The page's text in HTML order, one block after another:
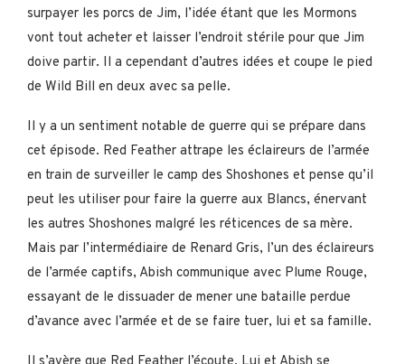
surpayer les porcs de Jim, l’idée étant que les Mormons
vont tout acheter et laisser l’endroit stérile pour que Jim
doive partir. Il a cependant d’autres idées et coupe le pied
de Wild Bill en deux avec sa pelle.
Il y a un sentiment notable de guerre qui se prépare dans
cet épisode. Red Feather attrape les éclaireurs de l’armée
en train de surveiller le camp des Shoshones et pense qu’il
peut les utiliser pour faire la guerre aux Blancs, énervant
les autres Shoshones malgré les réticences de sa mère.
Mais par l’intermédiaire de Renard Gris, l’un des éclaireurs
de l’armée captifs, Abish communique avec Plume Rouge,
essayant de le dissuader de mener une bataille perdue
d’avance avec l’armée et de se faire tuer, lui et sa famille.